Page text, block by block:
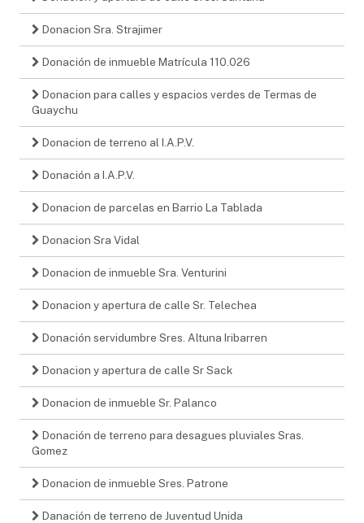
Donacion Sra. Strajimer
Donación de inmueble Matrícula 110.026
Donacion para calles y espacios verdes de Termas de
Guaychu
Donacion de terreno al I.A.P.V.
Donación a I.A.P.V.
Donacion de parcelas en Barrio La Tablada
Donacion Sra Vidal
Donacion de inmueble Sra. Venturini
Donacion y apertura de calle Sr. Telechea
Donación servidumbre Sres. Altuna Iribarren
Donacion y apertura de calle Sr Sack
Donacion de inmueble Sr. Palanco
Donación de terreno para desagues pluviales Sras.
Gomez
Donacion de inmueble Sres. Patrone
Danación de terreno de Juventud Unida